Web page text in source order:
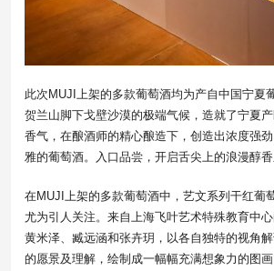
此次MUJI上架的多款葡萄酒均为产自中国宁夏
贺兰山脚下戈壁沙漠的极端气候，造就了宁夏
香气，在酿酒师的精心酿造下，创造出浓度强
雅的葡萄酒。入口品尝，开启舌尖上的浪漫醇香
在MUJI上架的多款葡萄酒中，艺文系列干红葡
尤为引人关注。来自上海飞叶艺术特殊教育中
黄米泽、臧远涵和张卉玥，以各自独特的视角
的愿景及理解，绘制成一幅幅充满想象力的图